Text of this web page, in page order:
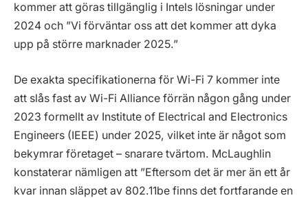
kommer att göras tillgänglig i Intels lösningar under
2024 och ”Vi förväntar oss att det kommer att dyka
upp på större marknader 2025.”
De exakta specifikationerna för Wi-Fi 7 kommer inte
att slås fast av Wi-Fi Alliance förrän någon gång under
2023 formellt av Institute of Electrical and Electronics
Engineers (IEEE) under 2025, vilket inte är något som
bekymrar företaget – snarare tvärtom. McLaughlin
konstaterar nämligen att ”Eftersom det är mer än ett år
kvar innan släppet av 802.11be finns det fortfarande en